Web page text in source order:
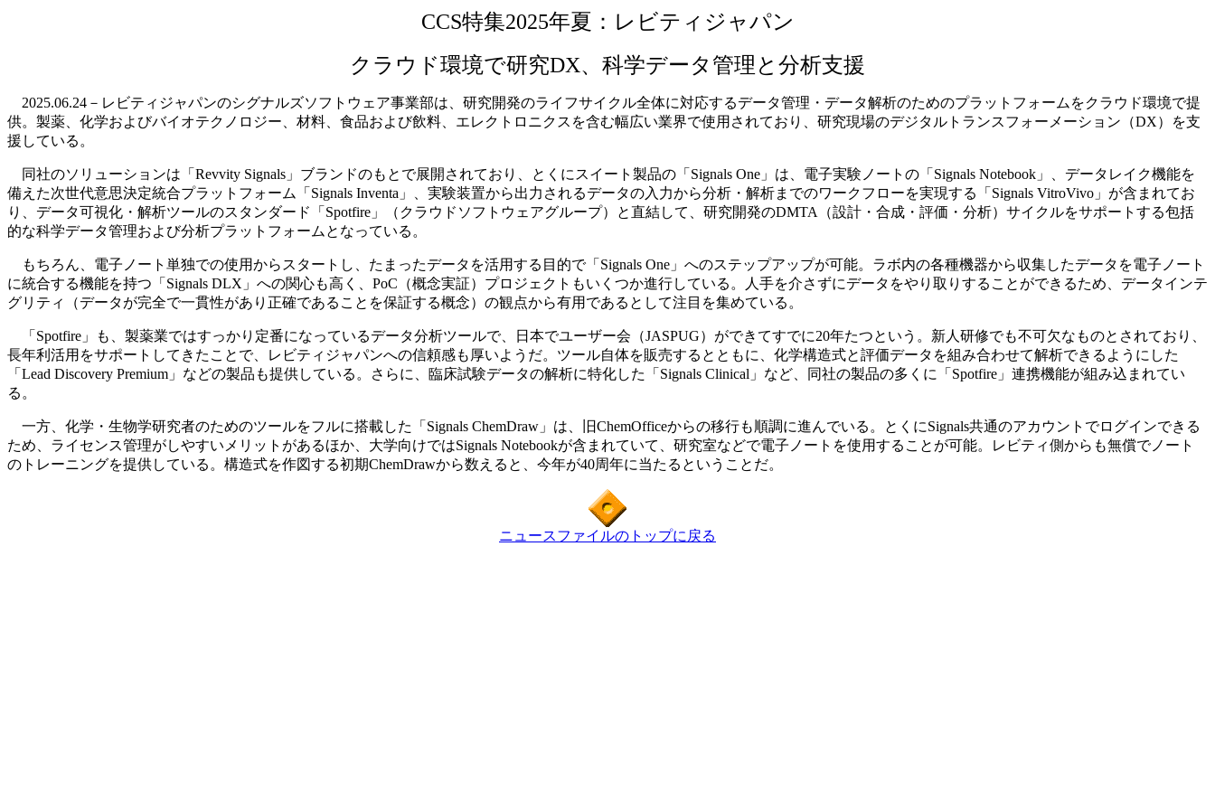
CCS特集2025年夏：レビティジャパン
クラウド環境で研究DX、科学データ管理と分析支援
2025.06.24－レビティジャパンのシグナルズソフトウェア事業部は、研究開発のライフサイクル全体に対応するデータ管理・データ解析のためのプラットフォームをクラウド環境で提
供。製薬、化学およびバイオテクノロジー、材料、食品および飲料、エレクトロニクスを含む幅広い業界で使用されており、研究現場のデジタルトランスフォーメーション（DX）を支
援している。
同社のソリューションは「Revvity Signals」ブランドのもとで展開されており、とくにスイート製品の「Signals One」は、電子実験ノートの「Signals Notebook」、データレイク機能を
備えた次世代意思決定統合プラットフォーム「Signals Inventa」、実験装置から出力されるデータの入力から分析・解析までのワークフローを実現する「Signals VitroVivo」が含まれてお
り、データ可視化・解析ツールのスタンダード「Spotfire」（クラウドソフトウェアグループ）と直結して、研究開発のDMTA（設計・合成・評価・分析）サイクルをサポートする包括
的な科学データ管理および分析プラットフォームとなっている。
もちろん、電子ノート単独での使用からスタートし、たまったデータを活用する目的で「Signals One」へのステップアップが可能。ラボ内の各種機器から収集したデータを電子ノート
に統合する機能を持つ「Signals DLX」への関心も高く、PoC（概念実証）プロジェクトもいくつか進行している。人手を介さずにデータをやり取りすることができるため、データインテ
グリティ（データが完全で一貫性があり正確であることを保証する概念）の観点から有用であるとして注目を集めている。
「Spotfire」も、製薬業ではすっかり定番になっているデータ分析ツールで、日本でユーザー会（JASPUG）ができてすでに20年たつという。新人研修でも不可欠なものとされており、
長年利活用をサポートしてきたことで、レビティジャパンへの信頼感も厚いようだ。ツール自体を販売するとともに、化学構造式と評価データを組み合わせて解析できるようにした
「Lead Discovery Premium」などの製品も提供している。さらに、臨床試験データの解析に特化した「Signals Clinical」など、同社の製品の多くに「Spotfire」連携機能が組み込まれてい
る。
一方、化学・生物学研究者のためのツールをフルに搭載した「Signals ChemDraw」は、旧ChemOfficeからの移行も順調に進んでいる。とくにSignals共通のアカウントでログインできる
ため、ライセンス管理がしやすいメリットがあるほか、大学向けではSignals Notebookが含まれていて、研究室などで電子ノートを使用することが可能。レビティ側からも無償でノート
のトレーニングを提供している。構造式を作図する初期ChemDrawから数えると、今年が40周年に当たるということだ。
ニュースファイルのトップに戻る